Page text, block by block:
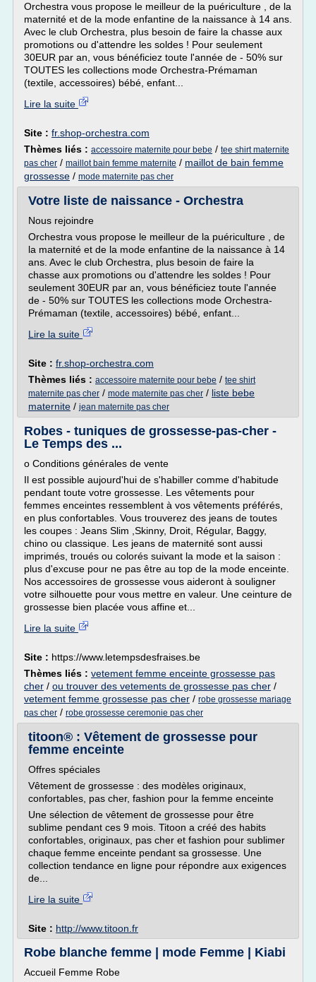
Orchestra vous propose le meilleur de la puériculture , de la
maternité et de la mode enfantine de la naissance à 14 ans.
Avec le club Orchestra, plus besoin de faire la chasse aux
promotions ou d'attendre les soldes ! Pour seulement
30EUR par an, vous bénéficiez toute l'année de - 50% sur
TOUTES les collections mode Orchestra-Prémaman
(textile, accessoires) bébé, enfant...
Lire la suite
Site : fr.shop-orchestra.com
Thèmes liés : accessoire maternite pour bebe / tee shirt maternite
pas cher / maillot bain femme maternite / maillot de bain femme
grossesse / mode maternite pas cher
Votre liste de naissance - Orchestra
Nous rejoindre
Orchestra vous propose le meilleur de la puériculture , de
la maternité et de la mode enfantine de la naissance à 14
ans. Avec le club Orchestra, plus besoin de faire la
chasse aux promotions ou d'attendre les soldes ! Pour
seulement 30EUR par an, vous bénéficiez toute l'année
de - 50% sur TOUTES les collections mode Orchestra-
Prémaman (textile, accessoires) bébé, enfant...
Lire la suite
Site : fr.shop-orchestra.com
Thèmes liés : accessoire maternite pour bebe / tee shirt
maternite pas cher / mode maternite pas cher / liste bebe
maternite / jean maternite pas cher
Robes - tuniques de grossesse-pas-cher -
Le Temps des ...
o Conditions générales de vente
Il est possible aujourd'hui de s'habiller comme d'habitude
pendant toute votre grossesse. Les vêtements pour
femmes enceintes ressemblent à vos vêtements préférés,
en plus confortables. Vous trouverez des jeans de toutes
les coupes : Jeans Slim ,Skinny, Droit, Régular, Baggy,
chino ou classique. Les jeans de maternité sont aussi
imprimés, troués ou colorés suivant la mode et la saison :
plus d'excuse pour ne pas être au top de la mode enceinte.
Nos accessoires de grossesse vous aideront à souligner
votre silhouette pour vous mettre en valeur. Une ceinture de
grossesse bien placée vous affine et...
Lire la suite
Site : https://www.letempsdesfraises.be
Thèmes liés : vetement femme enceinte grossesse pas
cher / ou trouver des vetements de grossesse pas cher /
vetement femme grossesse pas cher / robe grossesse mariage
pas cher / robe grossesse ceremonie pas cher
titoon® : Vêtement de grossesse pour
femme enceinte
Offres spéciales
Vêtement de grossesse : des modèles originaux,
confortables, pas cher, fashion pour la femme enceinte
Une sélection de vêtement de grossesse pour être
sublime pendant ces 9 mois. Titoon a créé des habits
confortables, originaux, pas cher et fashion pour sublimer
chaque femme enceinte pendant sa grossesse. Une
collection tendance en ligne pour répondre aux exigences
de...
Lire la suite
Site : http://www.titoon.fr
Robe blanche femme | mode Femme | Kiabi
Accueil Femme Robe